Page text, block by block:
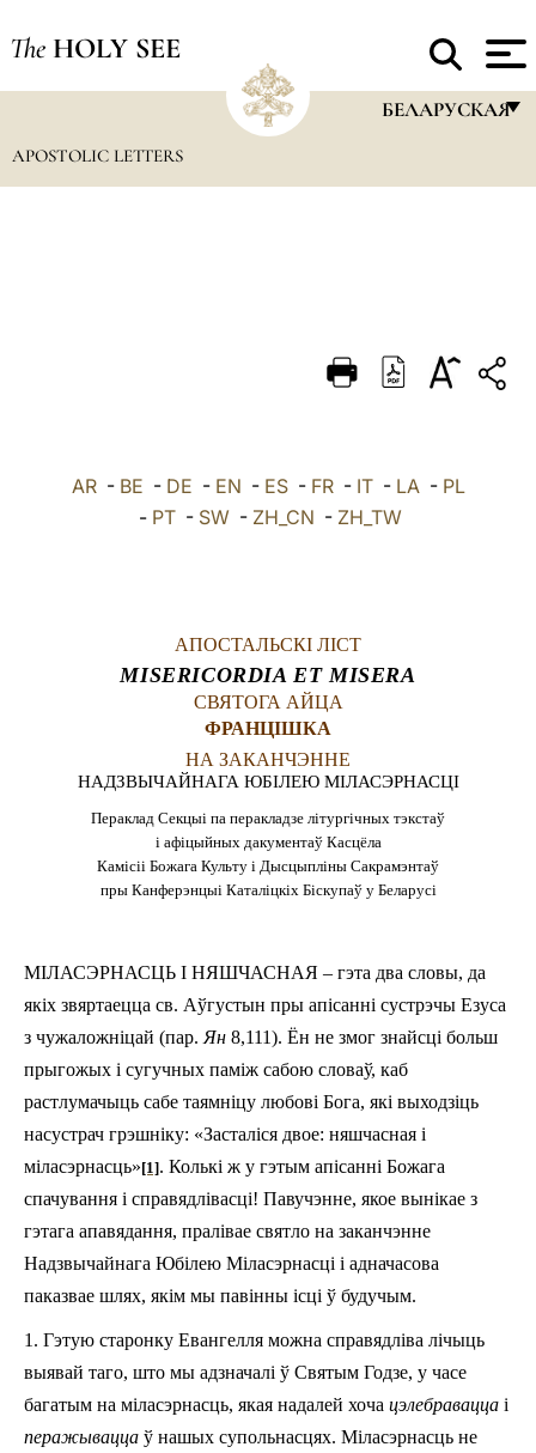
The HOLY SEE
БЕЛАРУСКАЯ
DEUTSCH
العربيّة
中文
APOSTOLIC LETTERS
AR- BE - DE - EN - ES- FR- IT- LA- PL
- PT - SW - ZH_CN - ZH_TW
АПОСТАЛЬСКІ ЛІСТ
MISERICORDIA ET MISERA
СВЯТОГА АЙЦА
ФРАНЦІШКА
НА ЗАКАНЧЭННЕ
НАДЗВЫЧАЙНАГА ЮБІЛЕЮ МІЛАСЭРНАСЦІ
Пераклад Секцыі па перакладзе літургічных тэкстаў
і афіцыйных дакументаў Касцёла
Камісіі Божага Культу і Дысцыпліны Сакрамэнтаў
пры Канферэнцыі Каталіцкіх Біскупаў у Беларусі
МІЛАСЭРНАСЦЬ I НЯШЧАСНАЯ – гэта два словы, да
якіх звяртаецца св. Аўгустын пры апісанні сустрэчы Езуса
з чужаложніцай (пар. Ян 8,1­11). Ён не змог знайсці больш
прыгожых і сугучных паміж сабою словаў, каб
растлумачыць сабе таямніцу любові Бога, які выходзіць
насустрач грэшніку: «Засталіся двое: няшчасная i
міласэрнасць»[1]. Колькі ж у гэтым апісанні Божага
спачування і справядлівасці! Павучэнне, якое вынікае з
гэтага апавядання, пралівае святло на заканчэнне
Надзвычайнага Юбілею Міласэрнасці і адначасова
паказвае шлях, якім мы павінны ісці ў будучым.
1. Гэтую старонку Евангелля можна справядліва лічыць
выявай таго, што мы адзначалі ў Святым Годзе, у часе
багатым на міласэрнасць, якая надалей хоча цэлебравацца і
перажывацца ў нашых супольнасцях. Міласэрнасць не